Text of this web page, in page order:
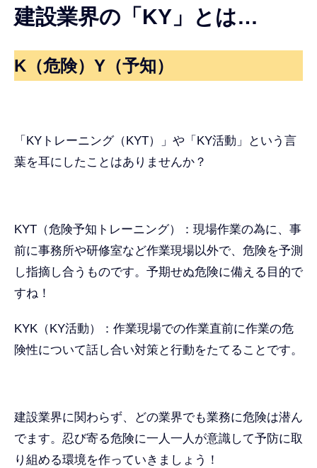
建設業界の「KY」とは…
K（危険）Y（予知）
「KYトレーニング（KYT）」や「KY活動」という言
葉を耳にしたことはありませんか？
KYT（危険予知トレーニング）：現場作業の為に、事
前に事務所や研修室など作業現場以外で、危険を予測
し指摘し合うものです。予期せぬ危険に備える目的で
すね！
KYK（KY活動）：作業現場での作業直前に作業の危
険性について話し合い対策と行動をたてることです。
建設業界に関わらず、どの業界でも業務に危険は潜ん
でます。忍び寄る危険に一人一人が意識して予防に取
り組める環境を作っていきましょう！